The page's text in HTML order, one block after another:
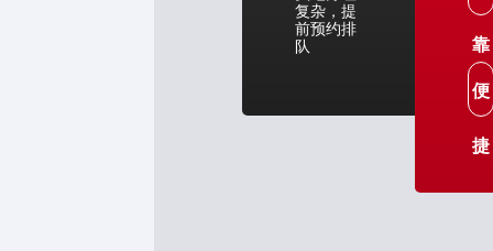
复杂，提
前预约排
队
靠
便
捷